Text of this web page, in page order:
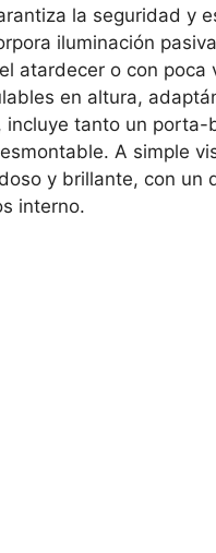
la seguridad y
iluminación
atardecer o con poca
en altura,
incluye tanto un porta-
A simple
y brillante, con un
interno.